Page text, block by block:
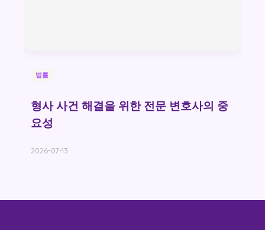
법률
형사 사건 해결을 위한 전문 변호사의 중
요성
2026-07-13